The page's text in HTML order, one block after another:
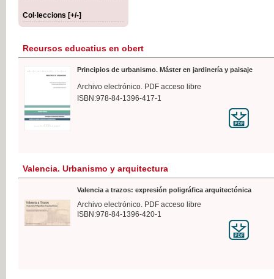
Col·leccions [+/-]
Recursos educatius en obert
Principios de urbanismo. Máster en jardinería y paisaje
Archivo electrónico. PDF acceso libre
ISBN:978-84-1396-417-1
Valencia. Urbanismo y arquitectura
Valencia a trazos: expresión poligráfica arquitectónica
Archivo electrónico. PDF acceso libre
ISBN:978-84-1396-420-1